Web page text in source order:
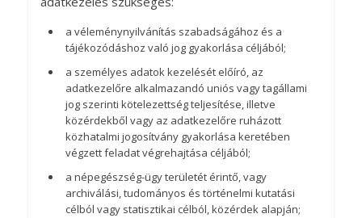
a véleménynyilvánítás szabadságához és a
tájékozódáshoz való jog gyakorlása céljából;
a személyes adatok kezelését előíró, az
adatkezelőre alkalmazandó uniós vagy tagállami
jog szerinti kötelezettség teljesítése, illetve
közérdekből vagy az adatkezelőre ruházott
közhatalmi jogosítvány gyakorlása keretében
végzett feladat végrehajtása céljából;
a népegészség-ügy területét érintő, vagy
archiválási, tudományos és történelmi kutatási
célból vagy statisztikai célból, közérdek alapján;